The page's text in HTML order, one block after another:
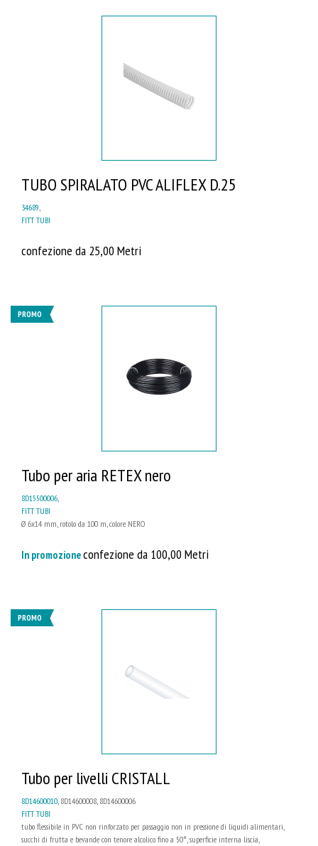
TUBO SPIRALATO PVC ALIFLEX D.25
34689,
FITT TUBI
confezione da 25,00 Metri
PROMO
Tubo per aria RETEX nero
8D15500006
FITT TUBI
Ø 6x14 mm, rotolo da 100 m, colore NERO
In promozioneconfezione da 100,00 Metri
PROMO
Tubo per livelli CRISTALL
8D14600010, 8D14600008, 8D14600006
FITT TUBI
tubo flessibile in PVC non rinforzato per passaggio non in pressione di liquidi alimentari,
succhi di frutta e bevande con tenore alcolico fino a 50°, superficie interna liscia,